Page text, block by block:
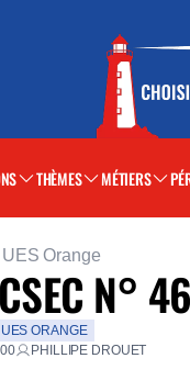
THÈMES MÉTIERS
Orange
N°
ORANGE
PHILLIPE DROUET
fenêtre)
(nouvelle fenêtre)
(nouvelle fenêtre)
(nouvelle